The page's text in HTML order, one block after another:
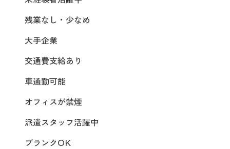
残業なし・少なめ
大手企業
交通費支給あり
車通勤可能
オフィスが禁煙
派遣スタッフ活躍中
ブランクOK